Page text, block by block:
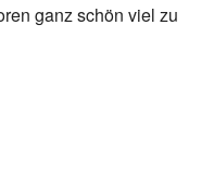
ganz schön viel zu